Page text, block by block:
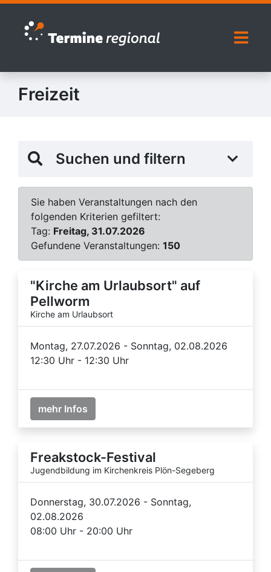
Zur Navigation springen
Zum Inhalt springen
Freizeit
Suchen und filtern
Sie haben Veranstaltungen nach den
folgenden Kriterien gefiltert:
Tag: Freitag, 31.07.2026
Gefundene Veranstaltungen: 150
"Kirche am Urlaubsort" auf
Pellworm
Kirche am Urlaubsort
Montag, 27.07.2026 - Sonntag, 02.08.2026
12:30 Uhr - 12:30 Uhr
mehr Infos
Freakstock-Festival
Jugendbildung im Kirchenkreis Plön-Segeberg
Donnerstag, 30.07.2026 - Sonntag,
02.08.2026
08:00 Uhr - 20:00 Uhr